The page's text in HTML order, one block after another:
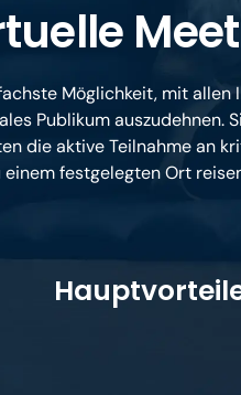
Möglichkeit, mit allen
Publikum auszudehnen.
die aktive Teilnahme an
einem festgelegten Ort